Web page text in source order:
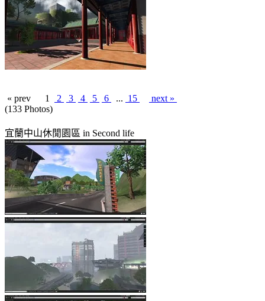
« prev 1 2 3 4 5 6 ... 15
next »
(133 Photos)
宜蘭中山休閒園區 in Second life